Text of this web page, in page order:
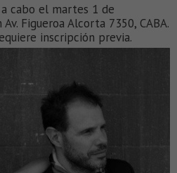
cabo el martes 1 de
Figueroa Alcorta 7350, CABA.
inscripción previa.